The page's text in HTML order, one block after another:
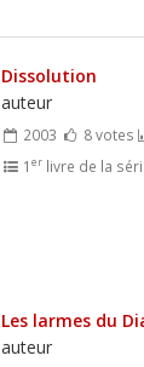
Dissolution
auteur
2003 8 votes
1er livre de la
Les larmes du
auteur